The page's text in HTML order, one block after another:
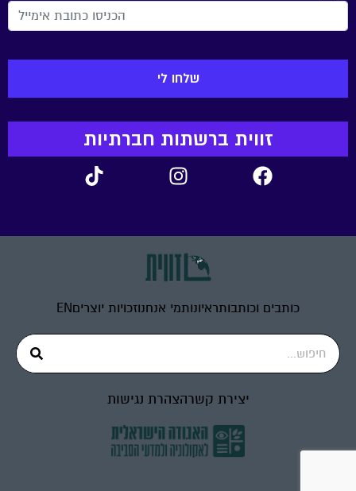
זווית ברשתות חברתיות
כותבים וכותבותראיונותמי אנחנוזכויות יוצריםEN
יצירת קשרהצהרת נגישות